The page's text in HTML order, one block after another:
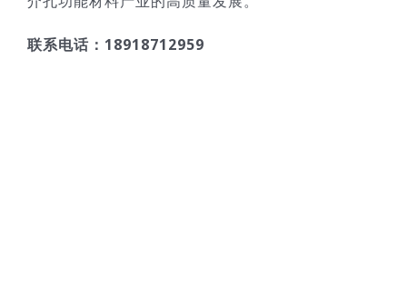
联系电话：18918712959